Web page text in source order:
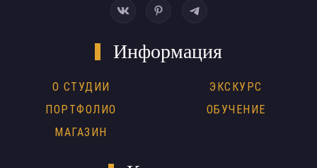
Информация
О СТУДИИ
ПОРТФОЛИО
МАГАЗИН
ЭКСКУРС
ОБУЧЕНИЕ